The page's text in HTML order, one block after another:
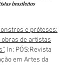
e próteses:
obras de artistas
. In: PÓS:Revista
em Artes da